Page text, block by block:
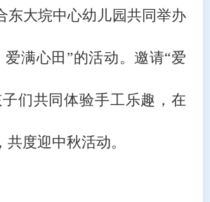
东大垸中心幼儿园共同举办
爱满心田”的活动。邀请“爱
们共同体验手工乐趣，在
度迎中秋活动。